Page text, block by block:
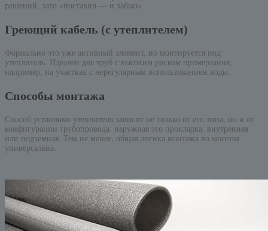
решений, зато «поставил — и забыл».
Греющий кабель (с утеплителем)
Формально это уже активный элемент, но монтируется под
утеплитель. Идеален для труб с высоким риском промерзания,
например, на участках с нерегулярным использованием воды.
Способы монтажа
Способ установки утеплителя зависит не только от его типа, но и от
конфигурации трубопровода: наружная это прокладка, внутренняя
или подземная. Тем не менее, общая логика монтажа во многом
универсальна.